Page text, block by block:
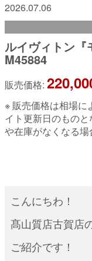
2026.07.06
ルイヴィトン『
M45884
販売価格:
※ 販売価格は相場に
イト更新日のもの
や在庫がなくなる場
こんにちわ！
髙山質店古賀店
ご紹介です！